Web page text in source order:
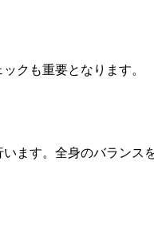
クも重要となります。
ます。全身のバランス